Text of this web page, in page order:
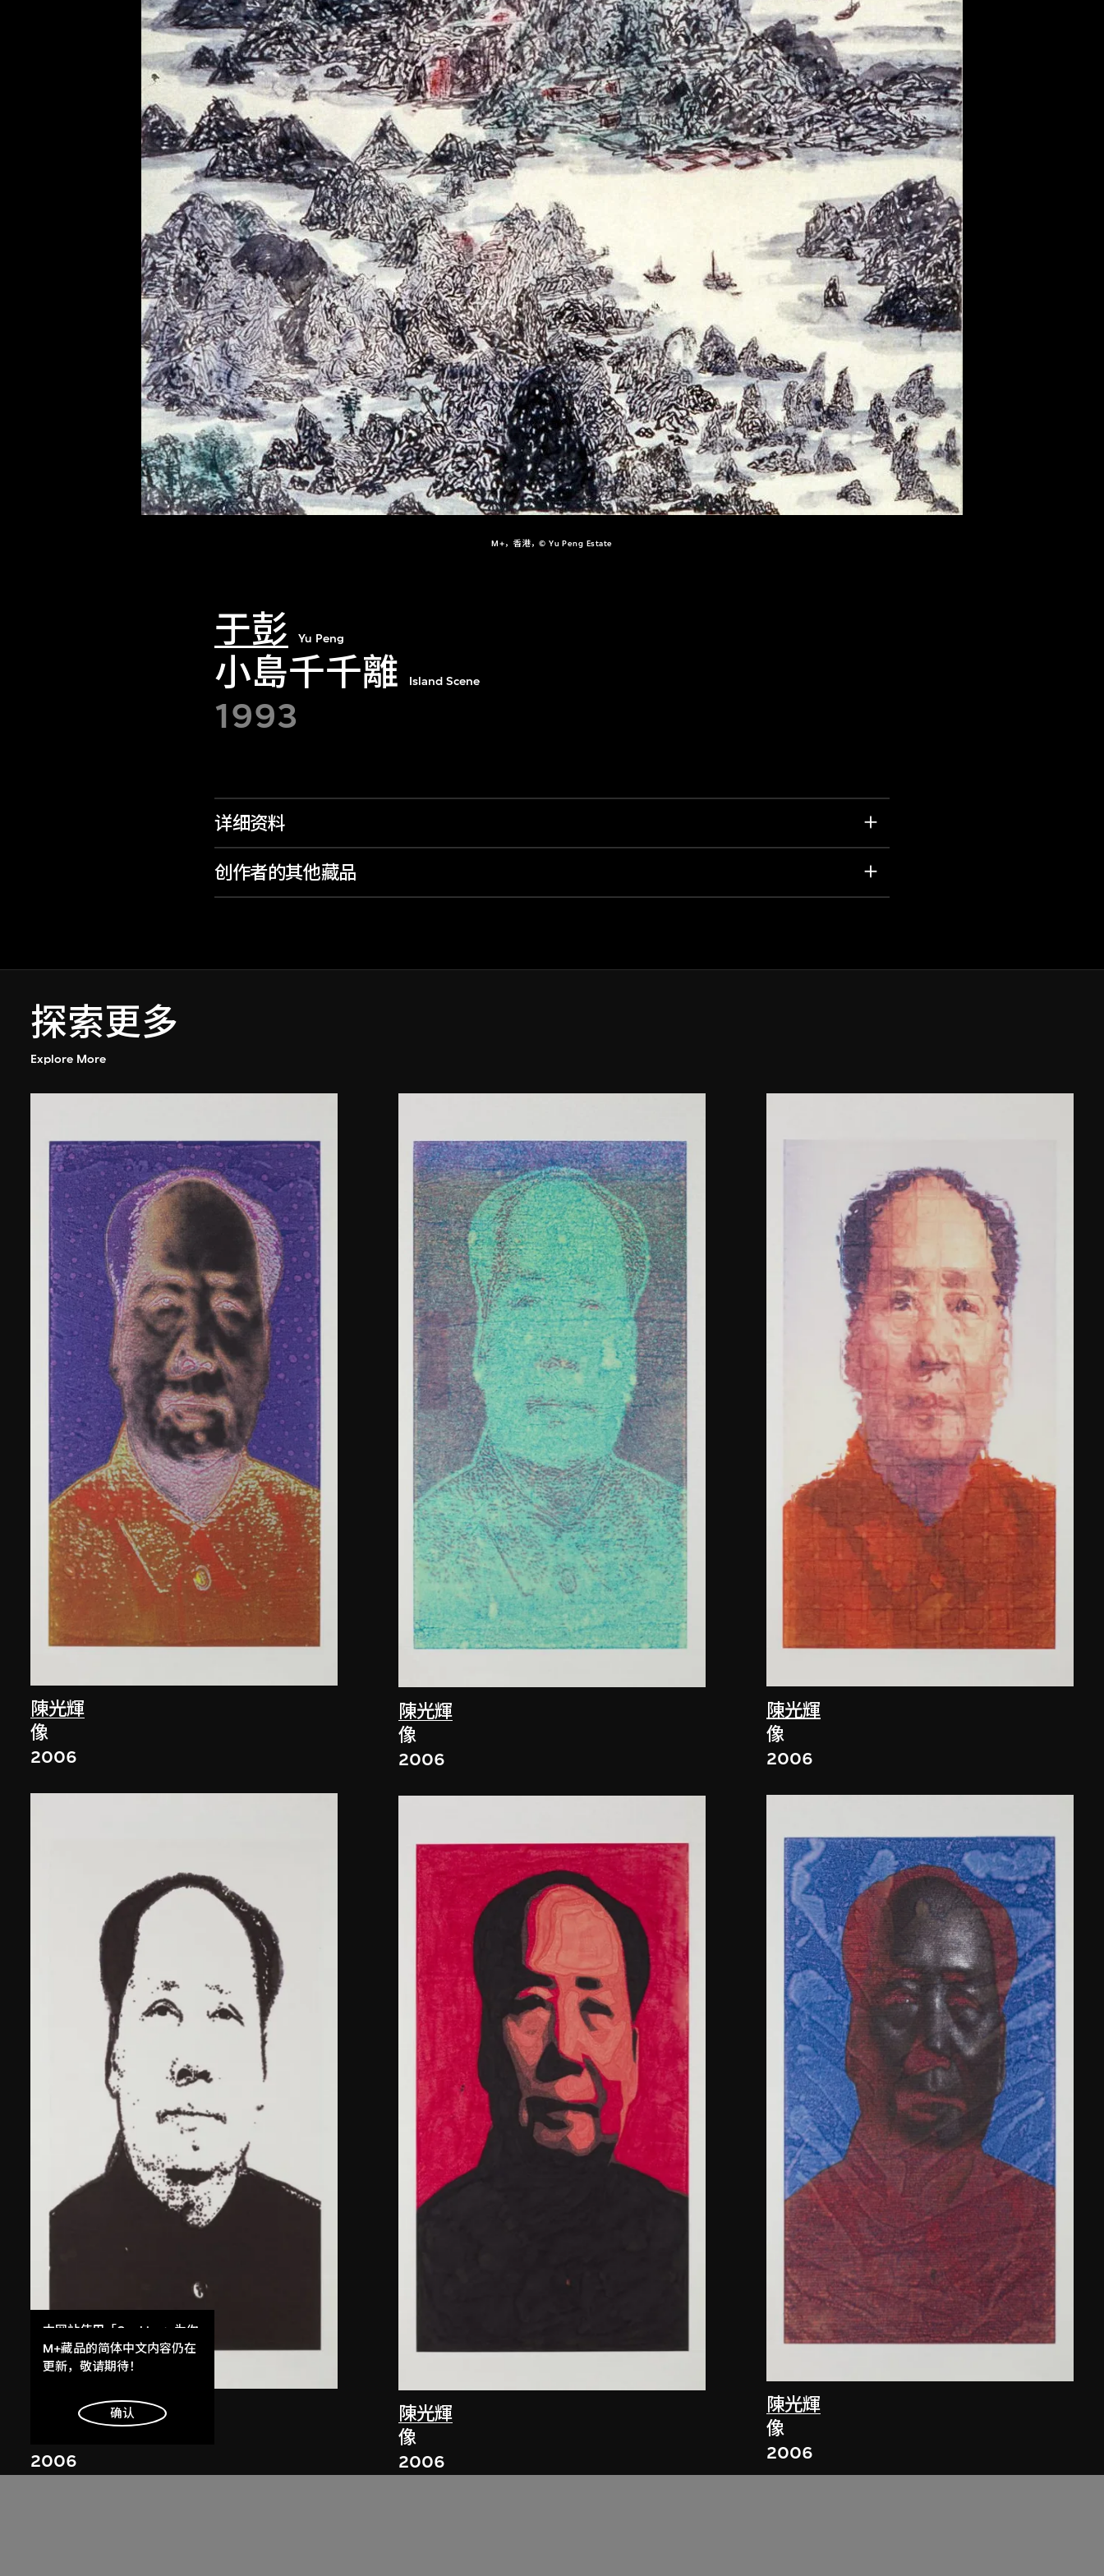
M+，香港，© Yu Peng Estate
于彭 Yu Peng
小島千千離 Island Scene
1993
详细资料
创作者的其他藏品
探索更多
Explore More
陳光輝
像
2006
陳光輝
2006
陳光輝
像
2006
陳光輝
像
2006
陳光輝
像
2006
陳光輝
像
2006
本网站使用「Cookies」为你
提供最好的网站体验。
了解更多
明白
M+藏品的简体中文内容仍在
更新，敬请期待！
确认